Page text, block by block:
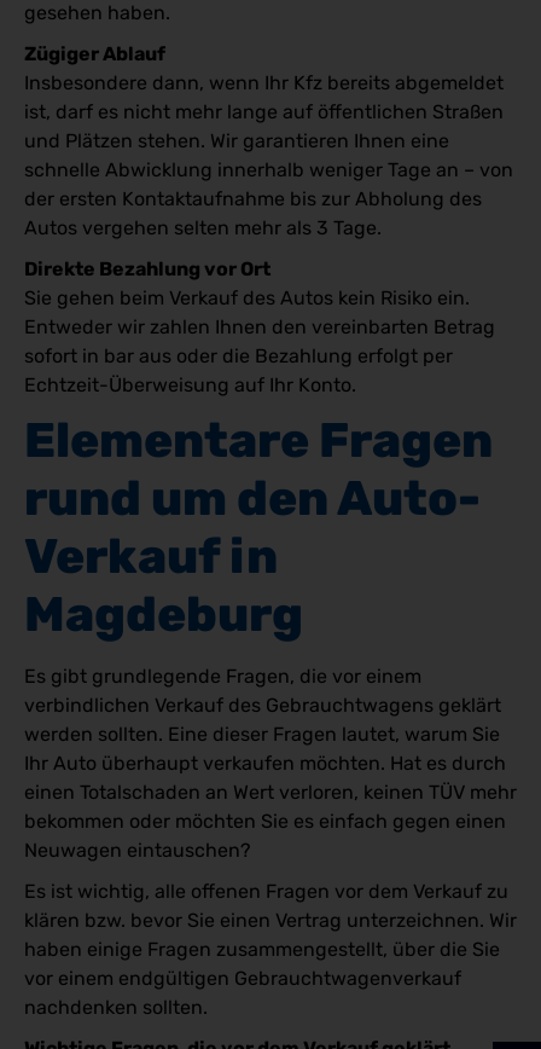
gesehen haben.
Zügiger Ablauf
Insbesondere dann, wenn Ihr Kfz bereits abgemeldet
ist, darf es nicht mehr lange auf öffentlichen Straßen
und Plätzen stehen. Wir garantieren Ihnen eine
schnelle Abwicklung innerhalb weniger Tage an – von
der ersten Kontaktaufnahme bis zur Abholung des
Autos vergehen selten mehr als 3 Tage.
Direkte Bezahlung vor Ort
Sie gehen beim Verkauf des Autos kein Risiko ein.
Entweder wir zahlen Ihnen den vereinbarten Betrag
sofort in bar aus oder die Bezahlung erfolgt per
Echtzeit-Überweisung auf Ihr Konto.
Elementare Fragen
rund um den Auto-
Verkauf in
Magdeburg
Es gibt grundlegende Fragen, die vor einem
verbindlichen Verkauf des Gebrauchtwagens geklärt
werden sollten. Eine dieser Fragen lautet, warum Sie
Ihr Auto überhaupt verkaufen möchten. Hat es durch
einen Totalschaden an Wert verloren, keinen TÜV mehr
bekommen oder möchten Sie es einfach gegen einen
Neuwagen eintauschen?
Es ist wichtig, alle offenen Fragen vor dem Verkauf zu
klären bzw. bevor Sie einen Vertrag unterzeichnen. Wir
haben einige Fragen zusammengestellt, über die Sie
vor einem endgültigen Gebrauchtwagenverkauf
nachdenken sollten.